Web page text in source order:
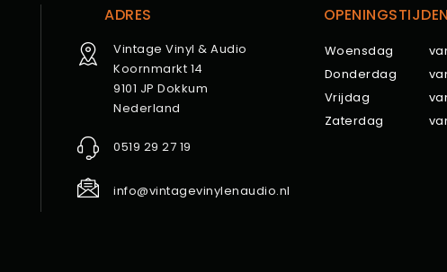
ADRES
Vintage Vinyl & Audio
Koornmarkt 14
9101 JP Dokkum
Nederland
0519 29 27 19
info@vintagevinylenaudio.nl
OPENINGSTIJDEN
Woensdag
Donderdag
Vrijdag
Zaterdag